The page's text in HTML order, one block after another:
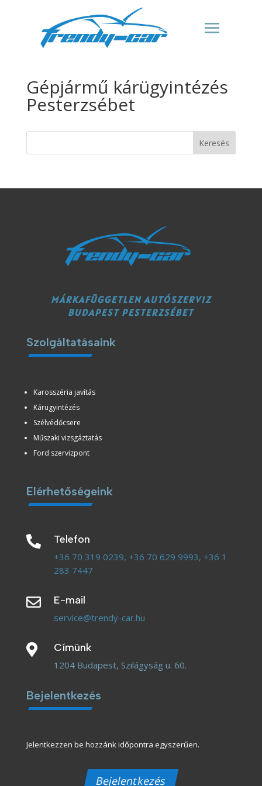
Gépjármű kárügyintézés
Pesterzsébet
Keresés
MÁRKAFÜGGETLEN AUTÓSZERVIZ
BUDAPEST PESTERZSÉBET
Szolgáltatásaink
Karosszéria javítás
Kárügyintézés
Szélvédőcsere
Műszaki vizsgáztatás
Ford szervizpont
Elérhetőségeink
 Telefon
+36 70 319 0239, +36 70 629 9993, +36 1
283 7447
 E-mail
service@trendy-car.hu
 Címünk
1204 Budapest, Szilágyság u. 60.
Bejelentkezés
Jelentkezzen be hozzánk időpontra egyszerűen.
Bejelentkezés